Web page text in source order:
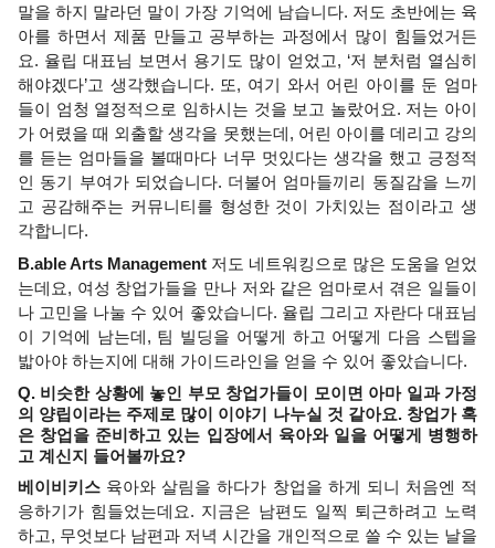
말을 하지 말라던 말이 가장 기억에 남습니다. 저도 초반에는 육
아를 하면서 제품 만들고 공부하는 과정에서 많이 힘들었거든
요. 율립 대표님 보면서 용기도 많이 얻었고, ‘저 분처럼 열심히
해야겠다’고 생각했습니다. 또, 여기 와서 어린 아이를 둔 엄마
들이 엄청 열정적으로 임하시는 것을 보고 놀랐어요. 저는 아이
가 어렸을 때 외출할 생각을 못했는데, 어린 아이를 데리고 강의
를 듣는 엄마들을 볼때마다 너무 멋있다는 생각을 했고 긍정적
인 동기 부여가 되었습니다. 더불어 엄마들끼리 동질감을 느끼
고 공감해주는 커뮤니티를 형성한 것이 가치있는 점이라고 생
각합니다.
B.able Arts Management 저도 네트워킹으로 많은 도움을 얻었
는데요, 여성 창업가들을 만나 저와 같은 엄마로서 겪은 일들이
나 고민을 나눌 수 있어 좋았습니다. 율립 그리고 자란다 대표님
이 기억에 남는데, 팀 빌딩을 어떻게 하고 어떻게 다음 스텝을
밟아야 하는지에 대해 가이드라인을 얻을 수 있어 좋았습니다.
Q. 비슷한 상황에 놓인 부모 창업가들이 모이면 아마 일과 가정
의 양립이라는 주제로 많이 이야기 나누실 것 같아요. 창업가 혹
은 창업을 준비하고 있는 입장에서 육아와 일을 어떻게 병행하
고 계신지 들어볼까요?
베이비키스 육아와 살림을 하다가 창업을 하게 되니 처음엔 적
응하기가 힘들었는데요. 지금은 남편도 일찍 퇴근하려고 노력
하고, 무엇보다 남편과 저녁 시간을 개인적으로 쓸 수 있는 날을